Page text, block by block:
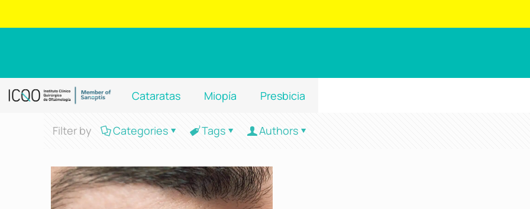
Cataratas Miopía Presbicia
Filter by Categories Tags Authors